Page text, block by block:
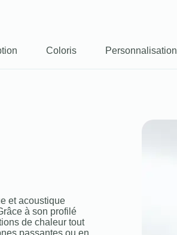
Coloris Personnalisation
et acoustique
à son profilé
de chaleur tout
passantes ou en